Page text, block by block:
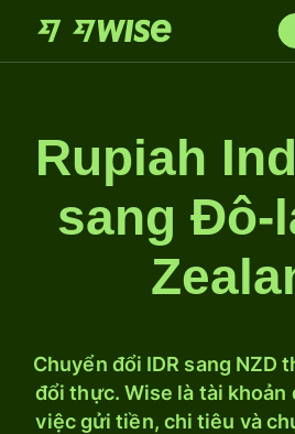
Rupiah
sang Đô-
Chuyển đổi IDR sang NZD
đổi thực. Wise là tài khoản
việc gửi tiền, chi tiêu và